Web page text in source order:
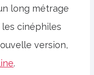
long métrage
cinéphiles
version,
.